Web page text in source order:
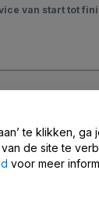
van start tot
niet / Uw
te klikken,
de site te
voor meer